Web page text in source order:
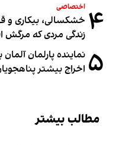
۴ اختصاصی
خشکسالی، بیکاری و
زندگی مردی که مرگش
۵ نماینده پارلمان
اخراج بیشتر
مطالب بیشتر